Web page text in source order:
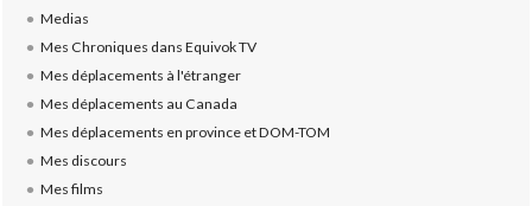
Medias
Mes Chroniques dans Equivok TV
Mes déplacements à l'étranger
Mes déplacements au Canada
Mes déplacements en province et DOM-TOM
Mes discours
Mes films